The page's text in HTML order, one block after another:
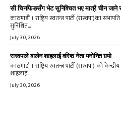
सी चिनफिङसँग भेट सुनिश्चित भए मात्रै चीन जाने
काठमाडौं । राष्ट्रिय स्वतन्त्र पार्टी (रास्वपा)का
सुनिश्चित...
July 30, 2026
रास्वपाले बालेन शाहलाई वरिष्ठ नेता मनोनित गर्‍यो
काठमाडौं । राष्ट्रिय स्वतन्त्र पार्टी (रास्वपा) को
शाहलाई...
July 30, 2026